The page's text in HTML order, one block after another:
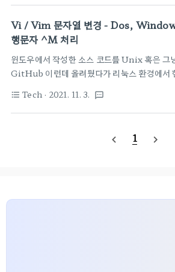
SSR, Static file 이렇게 설명하는 것 같다.
말미에 나오는 칠판을 아래에 공부용으로 스샷
는 내용을 간략하게 정리해 보면, 브라우저의 JS
(JavaScript) 엔진들이 각자의 Component
들고 JSX 등을 활용해서 바로 DOM을 정의해
현하는 것, 이것이 CSR, 클라이언트 사이드
이라고 말 할 수 있다. 특징적인 내용은 실시간
Vi / Vim 문자열 변경 - Dos,
행문자 ^M 처리
윈도우에서 작성한 소스 코드를 Unix 혹은 그
GitHub 이런데 올려뒀다가 리눅스 환경에서
있는 것을 볼 수 있다. 이거 머야? 넣은 적이 없
터 처리에 대한 부분이 윈도우/도스, 리눅스,
리하는 엔터를 리눅스에서 LF 만으로 처리하니
턴으로 명령을 주면 가능하다. :%s/찾는문자
format_list_bulleted Tech · 2021. 11. 3. textsms
navigate_before 1 navigate_next